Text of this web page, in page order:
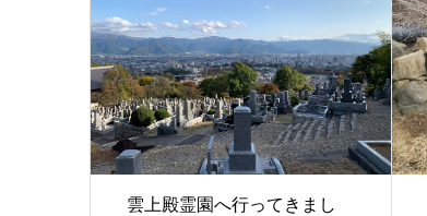
雲上殿霊園へ行ってきまし